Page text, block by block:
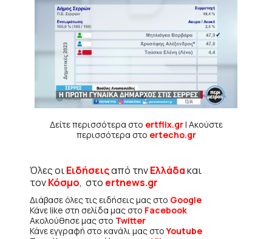
Δείτε περισσότερα στο ertflix.gr| Ακούστε
περισσότερα στο ertecho.gr
Όλες οιΕιδήσειςαπό τηνΕλλάδακαι
τονΚόσμο, στο ertnews.gr
Διάβασε όλες τις ειδήσεις μας στο Google
Κάνε like στη σελίδα μας στο Facebook
Ακολούθησε μας στο Twitter
Κάνε εγγραφή στο κανάλι μας στοYoutube